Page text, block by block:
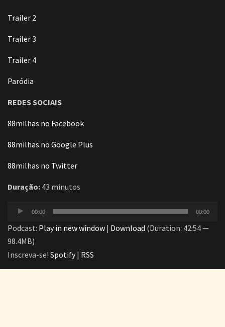
Trailer 2
Trailer 3
Trailer 4
Paródia
REDES SOCIAIS
88milhas no Facebook
88milhas no Google Plus
88milhas no Twitter
Duração: 43 minutos
Tocador
áudio
00:00 00:00
Podcast: Play in new window | Download (Duration: 42:54 —
98.4MB)
Inscreva-se! Spotify| RSS